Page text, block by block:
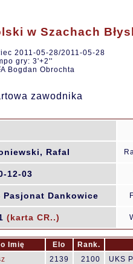
w Szachach
2011-05-28/2011-05-28
gry: 3'+2''
Bogdan Obrochta
zawodnika
Rafal
12-03
Pasjonat Dankowice
(karta CR..)
Imię Elo Rank.
2139 2100
UKS